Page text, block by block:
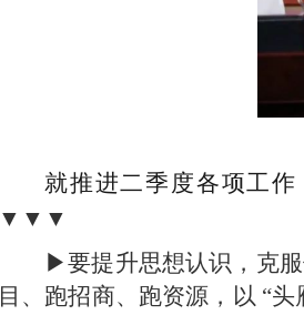
就推进二季度各项工
▼▼▼
▶要提升思想认识，克
目、跑招商、跑资源，以 “